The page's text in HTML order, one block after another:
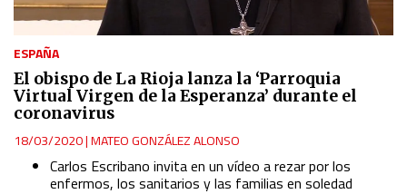
ESPAÑA
El obispo de La Rioja lanza la ‘Parroquia
Virtual Virgen de la Esperanza’ durante el
coronavirus
18/03/2020|MATEO GONZÁLEZ ALONSO
Carlos Escribano invita en un vídeo a rezar por los
enfermos, los sanitarios y las familias en soledad